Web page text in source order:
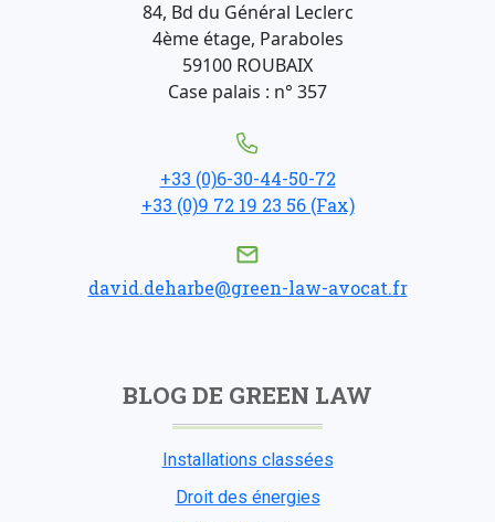
84, Bd du Général Leclerc
4ème étage, Paraboles
59100 ROUBAIX
Case palais : n° 357
+33 (0)6-30-44-50-72
+33 (0)9 72 19 23 56 (Fax)
david.deharbe@green-law-avocat.fr
BLOG DE GREEN LAW
Installations classées
Droit des énergies